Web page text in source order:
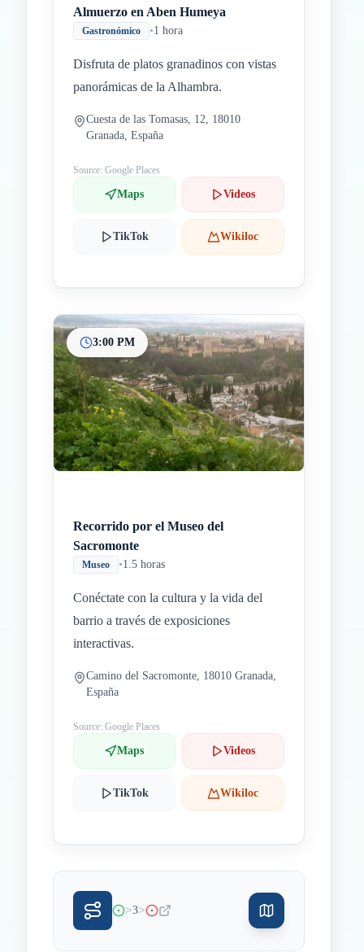
Almuerzo en Aben Humeya
Gastronómico •1 hora
Disfruta de platos granadinos con vistas
panorámicas de la Alhambra.
Cuesta de las Tomasas, 12, 18010
Granada, España
Source: Google Places
Maps Videos
TikTok Wikiloc
3:00 PM
Recorrido por el Museo del
Sacromonte
Museo •1.5 horas
Conéctate con la cultura y la vida del
barrio a través de exposiciones
interactivas.
Camino del Sacromonte, 18010 Granada,
España
Source: Google Places
Maps Videos
TikTok Wikiloc
>3>